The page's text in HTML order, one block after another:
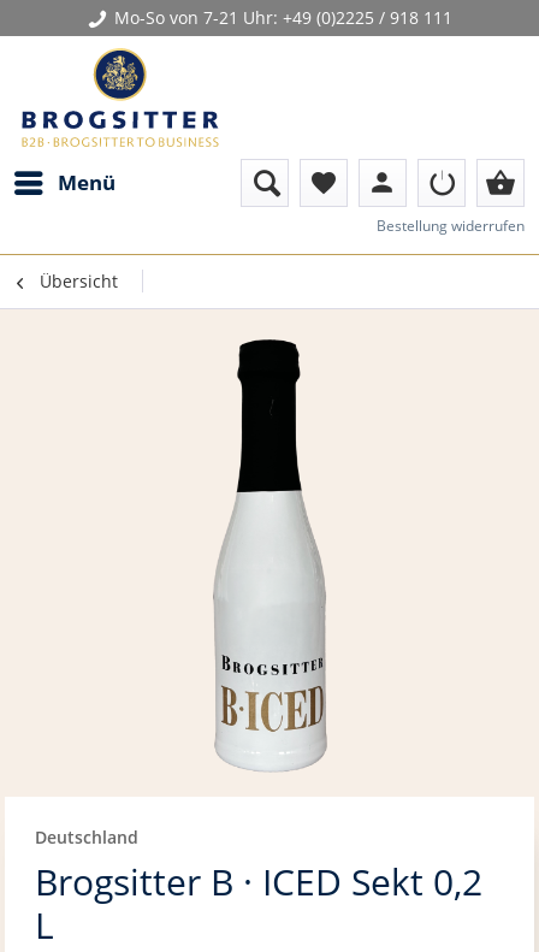
Mo-So von 7-21 Uhr: +49 (0)2225 / 918 111
Menü favorite person shopping_basket
Bestellung widerrufen
Übersicht
Deutschland
Brogsitter B · ICED Sekt 0,2
L